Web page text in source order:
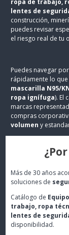
lentes de
construcción,
puedes revisar
el riesgo real de tu
Puedes navegar
rápidamente lo
mascarilla N95/
ropa ignífuga). El
marcas
compras
volumen y
Más de 30 años
soluciones de
Catálogo de
trabajo, ropa
lentes de
disponibilidad.